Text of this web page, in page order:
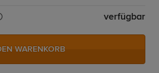
verfügbar
WARENKORB